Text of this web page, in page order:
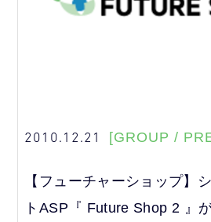
2010.12.21 [GROUP /
【フューチャーショップ】
トASP『 Future Shop 2 』